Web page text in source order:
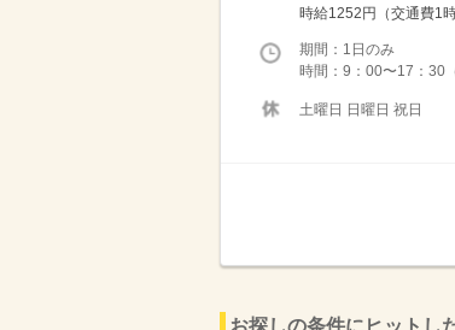
時給1252円（交通費1
期間：1日のみ
時間：9：00〜17：30
土曜日 日曜日 祝日
お探しの条件にヒットし